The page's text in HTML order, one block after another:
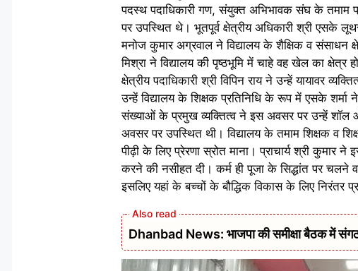
पदस्थ पदाधिकारी गण, संयुक्त अभिभावक संघ के तमाम
पर उपस्थित थे। भूतपूर्व क्षेत्रीय अधिकारी श्री एसके
मनोज कुमार अग्रवाल ने विद्यालय के शैक्षिक व संसाधन
मिश्रा ने विद्यालय की पृष्ठभूमि में चाहे वह खेल का क्षेत्र
क्षेत्रीय पदाधिकारी श्री विपिन राय ने उन्हें यायावर
उन्हें विद्यालय के शिक्षक प्रतिनिधि के रूप में एसके शर्मा
संख्याओं के प्रमुख व्यक्तित्व ने इस अवसर पर उन्हें शॉल
अवसर पर उपस्थित थी। विद्यालय के तमाम शिक्षक व
पीढ़ी के लिए प्रेरणा स्रोत माना। प्राचार्य श्री
करने की नसीहत दी। कर्म ही पूजा के सिद्धांत पर चलने
इसलिए यहां के बच्चों के बौद्धिक विकास के लिए निरंतर
Dhanbad News: भाजपा की समीक्षा बैठक में